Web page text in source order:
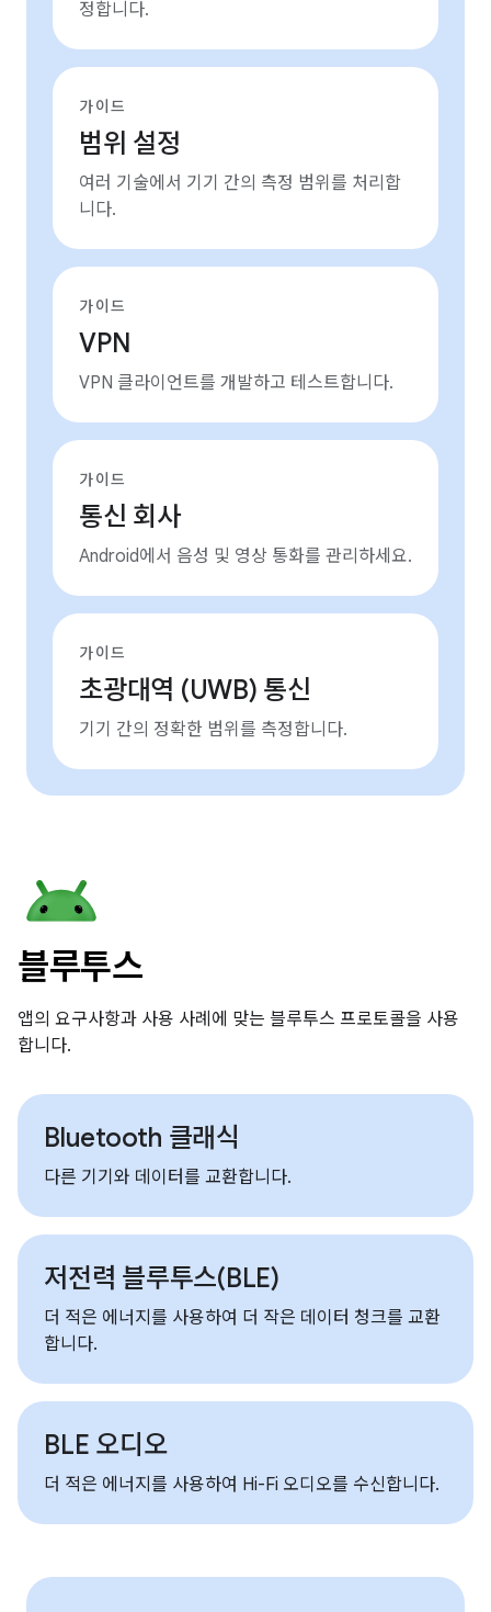
정합니다.
가이드
범위 설정
여러 기술에서 기기 간의 측정 범위를 처리합
니다.
가이드
VPN
VPN 클라이언트를 개발하고 테스트합니다.
가이드
통신 회사
Android에서 음성 및 영상 통화를 관리하세요.
가이드
초광대역 (UWB) 통신
기기 간의 정확한 범위를 측정합니다.
블루투스
앱의 요구사항과 사용 사례에 맞는 블루투스 프로토콜을 사용
합니다.
Bluetooth 클래식
다른 기기와 데이터를 교환합니다.
저전력 블루투스(BLE)
더 적은 에너지를 사용하여 더 작은 데이터 청크를 교환
합니다.
BLE 오디오
더 적은 에너지를 사용하여 Hi-Fi 오디오를 수신합니다.